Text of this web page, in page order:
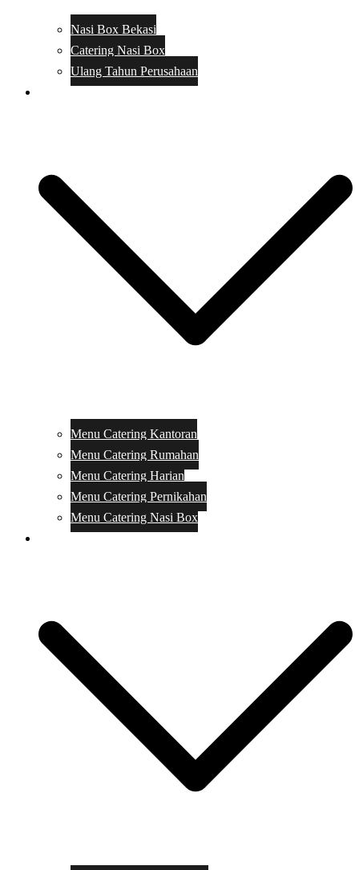
Nasi Box Bekasi
Catering Nasi Box
Ulang Tahun Perusahaan
Menu Catering Kantoran
Menu Catering Rumahan
Menu Catering Harian
Menu Catering Pernikahan
Menu Catering Nasi Box